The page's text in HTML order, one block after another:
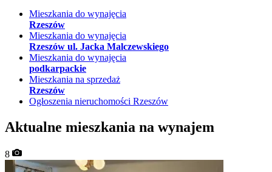
Mieszkania do wynajęcia
Rzeszów
Mieszkania do wynajęcia
Rzeszów ul. Jacka Malczewskiego
Mieszkania do wynajęcia
podkarpackie
Mieszkania na sprzedaż
Rzeszów
Ogłoszenia nieruchomości Rzeszów
Aktualne mieszkania na wynajem
8